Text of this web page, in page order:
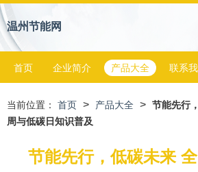
温州节能网
首页 企业简介 产品大全 联系
当前位置： 首页 > 产品大全 > 节能先行
周与低碳日知识普及
节能先行，低碳未来